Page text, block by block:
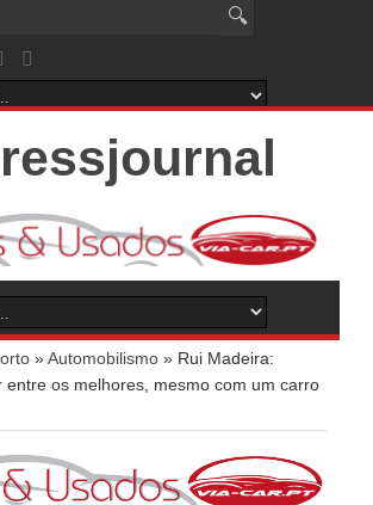
»Automobilismo » Rui Madeira:
entre os melhores, mesmo com um carro